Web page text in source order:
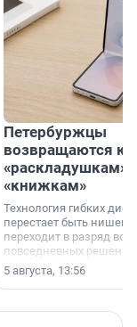
Петербуржцы
возвращаются к
«раскладушкам»
«книжкам»
Технология гибких
перестает быть
переходит в разряд
повседневных
5 августа, 13:56